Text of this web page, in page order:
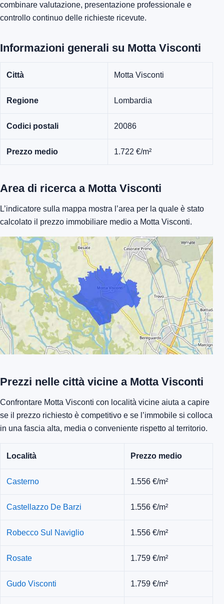
combinare valutazione, presentazione professionale e
controllo continuo delle richieste ricevute.
Informazioni generali su Motta Visconti
Città Motta Visconti
Regione Lombardia
Codici postali 20086
Prezzo medio 1.722 €/m²
Area di ricerca a Motta Visconti
L’indicatore sulla mappa mostra l’area per la quale è stato
calcolato il prezzo immobiliare medio a Motta Visconti.
Prezzi nelle città vicine a Motta Visconti
Confrontare Motta Visconti con località vicine aiuta a capire
se il prezzo richiesto è competitivo e se l’immobile si colloca
in una fascia alta, media o conveniente rispetto al territorio.
Località Prezzo medio
Casterno 1.556 €/m²
Castellazzo De Barzi 1.556 €/m²
Robecco Sul Naviglio 1.556 €/m²
Rosate 1.759 €/m²
Gudo Visconti 1.759 €/m²